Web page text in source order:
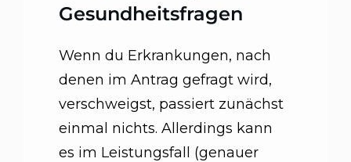
Gesundheitsfragen
Wenn du Erkrankungen, nach
denen im Antrag gefragt wird,
verschweigst, passiert zunächst
einmal nichts. Allerdings kann
es im Leistungsfall (genauer